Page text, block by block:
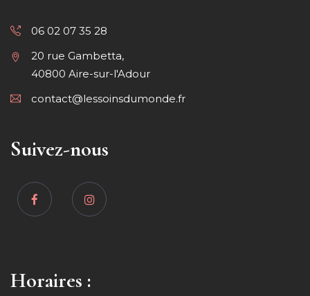
06 02 07 35 28
20 rue Gambetta,
40800 Aire-sur-l'Adour
contact@lessoinsdumonde.fr
Suivez-nous
Horaires :